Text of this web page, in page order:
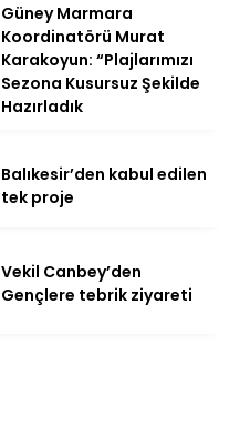
Güney Marmara
Koordinatörü Murat
Karakoyun: “Plajlarımızı
Sezona Kusursuz Şekilde
Hazırladık
Balıkesir’den kabul edilen
tek proje
Vekil Canbey’den
Gençlere tebrik ziyareti